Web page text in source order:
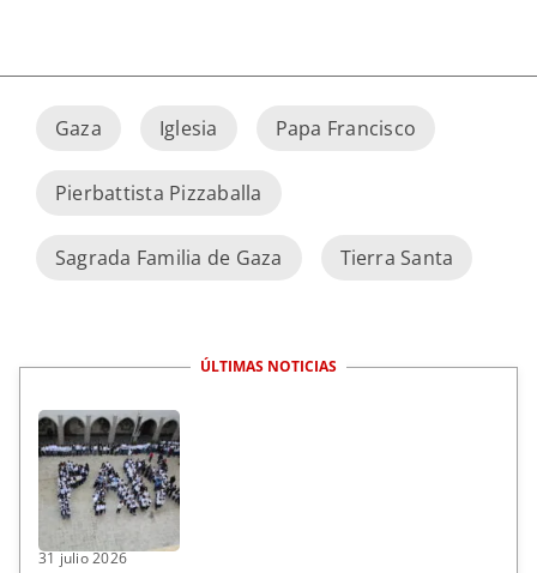
Gaza Iglesia Papa Francisco
Pierbattista Pizzaballa
Sagrada Familia de Gaza Tierra Santa
ÚLTIMAS NOTICIAS
31 julio 2026